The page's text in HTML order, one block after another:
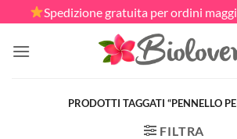
ai
contenuti
Spedizione gratuita per ordini
PRODOTTI TAGGATI “PENNELLO
FILTRA